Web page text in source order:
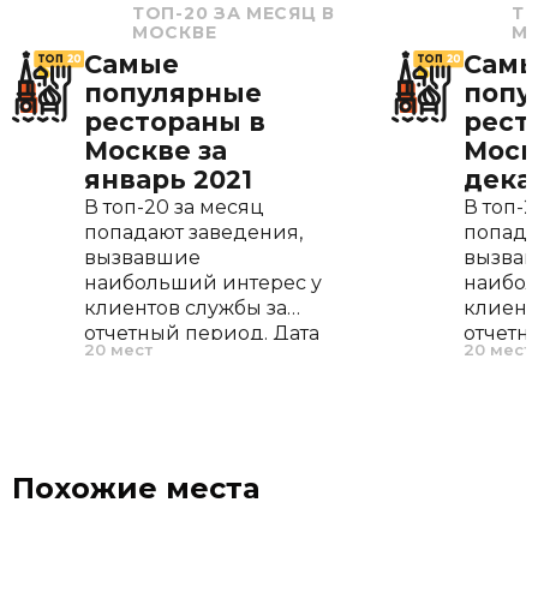
ТОП-20 ЗА МЕСЯЦ В
МОСКВЕ
Самые
популярные
рестораны в
Москве за
январь 2021
В топ-20 за месяц
попадают заведения,
вызвавшие
наибольший интерес у
клиентов службы за
отчетный период. Дата
открытия, меню и
частота запросов.
20 мест
В топ-
20 мест
Похожие места